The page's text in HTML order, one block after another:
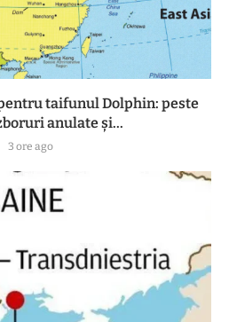
taifunul Dolphin: peste
anulate și...
3 ore ago